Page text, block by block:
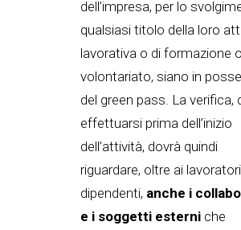
dell’impresa, per lo
qualsiasi titolo della loro
lavorativa o di formazione
volontariato, siano in
del green pass. La verifica,
effettuarsi prima dell’inizio
dell’attività, dovrà quindi
riguardare, oltre ai lavoratori
dipendenti, anche i
e i soggetti esterni che